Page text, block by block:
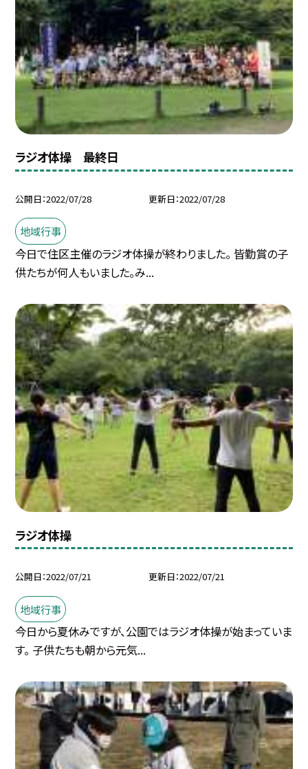
ラジオ体操 最終日
公開日 2022/07/28 更新日 2022/07/28
地域行事
今日で住区主催のラジオ体操が終わりました。 皆勤賞の子
供たちが何人もいました。み...
ラジオ体操
公開日 2022/07/21 更新日 2022/07/21
地域行事
今日から夏休みですが、公園ではラジオ体操が始まっていま
す。 子供たちも朝から元気...